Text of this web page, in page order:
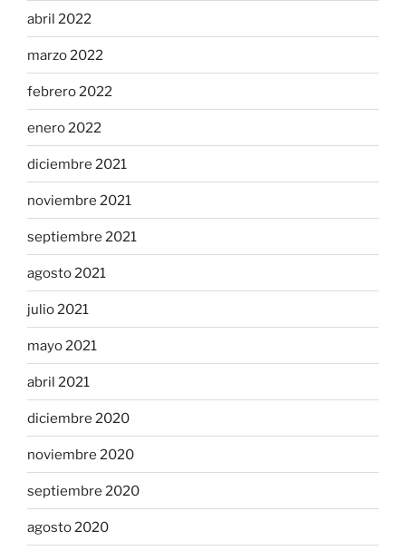
abril 2022
marzo 2022
febrero 2022
enero 2022
diciembre 2021
noviembre 2021
septiembre 2021
agosto 2021
julio 2021
mayo 2021
abril 2021
diciembre 2020
noviembre 2020
septiembre 2020
agosto 2020